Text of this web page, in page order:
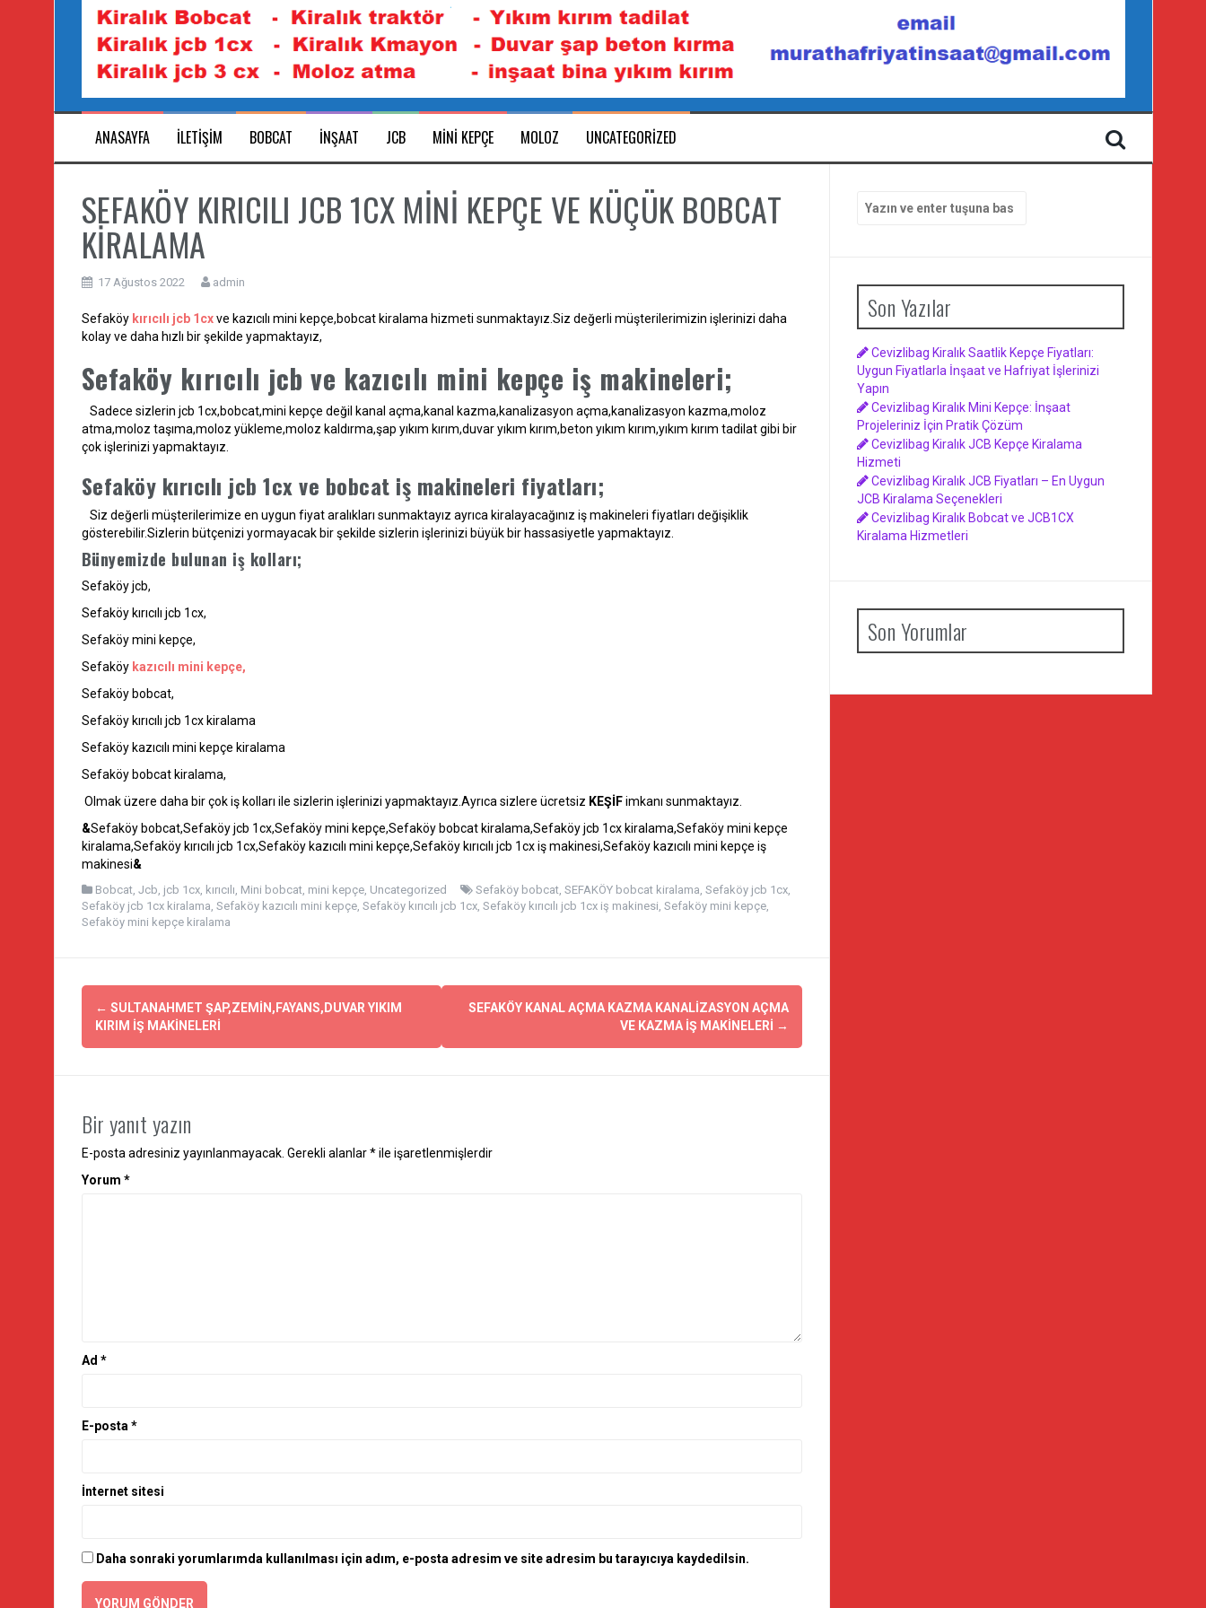
ANASAYFA ILETIŞIM BOBCAT INŞAAT JCB MINI KEPÇE MOLOZ UNCATEGORIZED
SEFAKÖY KIRICILI JCB 1CX MİNİ KEPÇE VE KÜÇÜK BOBCAT
KİRALAMA
17 Ağustos 2022 admin
Sefaköy kırıcılı jcb 1cxve kazıcılı mini kepçe,bobcat kiralama hizmeti sunmaktayız.Siz değerli müşterilerimizin işlerinizi daha
kolay ve daha hızlı bir şekilde yapmaktayız,
Sefaköy kırıcılı jcb ve kazıcılı mini kepçe iş makineleri;
Sadece sizlerin jcb 1cx,bobcat,mini kepçe değil kanal açma,kanal kazma,kanalizasyon açma,kanalizasyon kazma,moloz
atma,moloz taşıma,moloz yükleme,moloz kaldırma,şap yıkım kırım,duvar yıkım kırım,beton yıkım kırım,yıkım kırım tadilat gibi bir
çok işlerinizi yapmaktayız.
Sefaköy kırıcılı jcb 1cx ve bobcat iş makineleri fiyatları;
Siz değerli müşterilerimize en uygun fiyat aralıkları sunmaktayız ayrıca kiralayacağınız iş makineleri fiyatları değişiklik
gösterebilir.Sizlerin bütçenizi yormayacak bir şekilde sizlerin işlerinizi büyük bir hassasiyetle yapmaktayız.
Bünyemizde bulunan iş kolları;
Sefaköy jcb,
Sefaköy kırıcılı jcb 1cx,
Sefaköy mini kepçe,
Sefaköy kazıcılı mini kepçe,
Sefaköy bobcat,
Sefaköy kırıcılı jcb 1cx kiralama
Sefaköy kazıcılı mini kepçe kiralama
Sefaköy bobcat kiralama,
Olmak üzere daha bir çok iş kolları ile sizlerin işlerinizi yapmaktayız.Ayrıca sizlere ücretsiz KEŞİFimkanı sunmaktayız.
&Sefaköy bobcat,Sefaköy jcb 1cx,Sefaköy mini kepçe,Sefaköy bobcat kiralama,Sefaköy jcb 1cx kiralama,Sefaköy mini kepçe
kiralama,Sefaköy kırıcılı jcb 1cx,Sefaköy kazıcılı mini kepçe,Sefaköy kırıcılı jcb 1cx iş makinesi,Sefaköy kazıcılı mini kepçe iş
makinesi&
Bobcat, Jcb, jcb 1cx, kırıcılı, Mini bobcat, mini kepçe, Uncategorized Sefaköy bobcat, SEFAKÖY bobcat kiralama, Sefaköy jcb 1cx,
Sefaköy jcb 1cx kiralama, Sefaköy kazıcılı mini kepçe, Sefaköy kırıcılı jcb 1cx, Sefaköy kırıcılı jcb 1cx iş makinesi, Sefaköy mini kepçe,
Sefaköy mini kepçe kiralama
Yazı
dolaşımı
← SULTANAHMET ŞAP,ZEMİN,FAYANS,DUVAR YIKIM
KIRIM İŞ MAKİNELERİ
SEFAKÖY KANAL AÇMA KAZMA KANALİZASYON AÇMA
VE KAZMA İŞ MAKİNELERİ →
Bir yanıt yazın
E-posta adresiniz yayınlanmayacak. Gerekli alanlar*ile işaretlenmişlerdir
Yorum *
Ad *
E-posta *
İnternet sitesi
Daha sonraki yorumlarımda kullanılması için adım, e-posta adresim ve site adresim bu tarayıcıya kaydedilsin.
yap:
Son Yazılar
Cevizlibag Kiralık Saatlik Kepçe Fiyatları:
Uygun Fiyatlarla İnşaat ve Hafriyat İşlerinizi
Yapın
Cevizlibag Kiralık Mini Kepçe: İnşaat
Projeleriniz İçin Pratik Çözüm
Cevizlibag Kiralık JCB Kepçe Kiralama
Hizmeti
Cevizlibag Kiralık JCB Fiyatları – En Uygun
JCB Kiralama Seçenekleri
Cevizlibag Kiralık Bobcat ve JCB1CX
Kiralama Hizmetleri
Son Yorumlar